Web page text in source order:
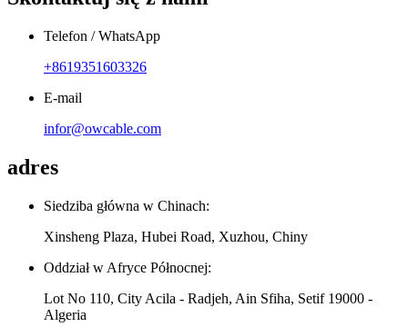
Telefon / WhatsApp
+8619351603326
E-mail
infor@owcable.com
adres
Siedziba główna w Chinach:
Xinsheng Plaza, Hubei Road, Xuzhou, Chiny
Oddział w Afryce Północnej:
Lot No 110, City Acila - Radjeh, Ain Sfiha, Setif 19000 -
Algeria